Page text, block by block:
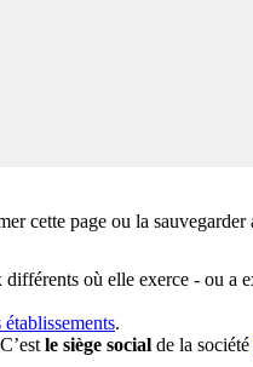
cette page ou la
différents où elle exerce - ou a
établissements.
C’est le siège social de la société